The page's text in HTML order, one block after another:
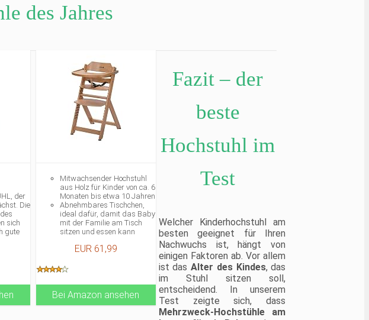
des Jahres
der
Die
sich
gute
für
Mitwachsender Hochstuhl
aus Holz für Kinder von ca. 6
Monaten bis etwa 10 Jahren
Abnehmbares Tischchen,
ideal dafür, damit das Baby
mit der Familie am Tisch
sitzen und essen kann
Punkt-Sicherheitsgurt für
Sicherheit
Hochstuhls sind einstellbar
und Stellschrauben an den
EUR 61,99
Bei Amazon ansehen
Fazit – der
beste
Hochstuhl im
Test
Welcher Kinderhochstuhl am
besten geeignet für Ihren
Nachwuchs ist, hängt von
einigen Faktoren ab. Vor allem
ist das Alter des Kindes, das
im Stuhl sitzen soll,
entscheidend. In unserem
Test zeigte sich, dass
Mehrzweck-Hochstühle am